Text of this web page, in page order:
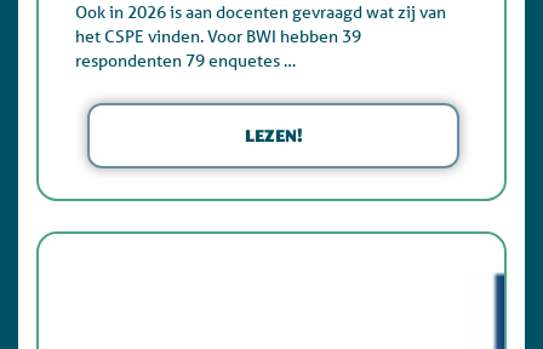
Ook in 2026 is aan docenten gevraagd wat zij van
het CSPE vinden. Voor BWI hebben 39
respondenten 79 enquetes …
LEZEN!